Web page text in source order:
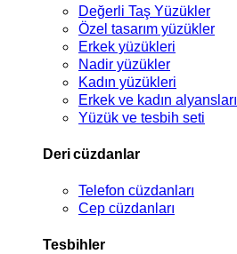
Değerli Taş Yüzükler
Özel tasarım yüzükler
Erkek yüzükleri
Nadir yüzükler
Kadın yüzükleri
Erkek ve kadın alyansları
Yüzük ve tesbih seti
Deri cüzdanlar
Telefon cüzdanları
Cep cüzdanları
Tesbihler